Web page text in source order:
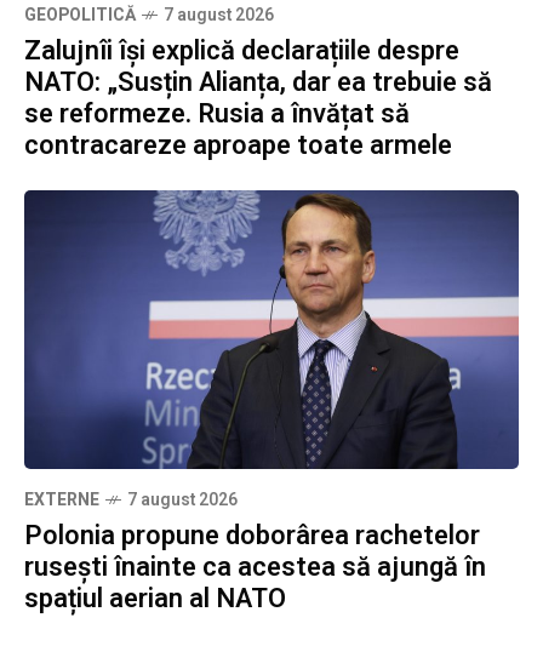
GEOPOLITICĂ 7 august 2026
Zalujnîi își explică declarațiile despre
NATO: „Susțin Alianța, dar ea trebuie să
se reformeze. Rusia a învățat să
contracareze aproape toate armele
EXTERNE 7 august 2026
Polonia propune doborârea rachetelor
rusești înainte ca acestea să ajungă în
spațiul aerian al NATO